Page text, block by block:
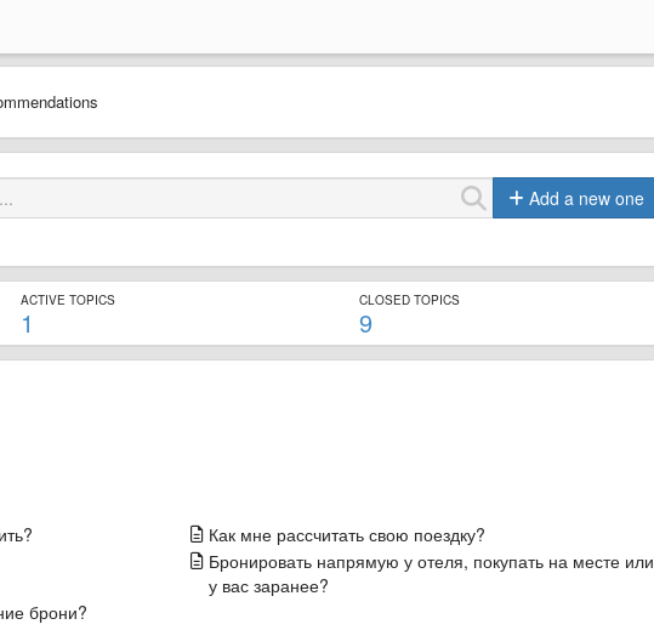
Add a new one
ACTIVE TOPICS
1
CLOSED TOPICS
9
Как мне рассчитать свою поездку?
Бронировать напрямую у отеля, покупать на месте или
у вас заранее?
брони?